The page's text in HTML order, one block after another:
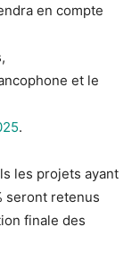
en compte
et le
.
les projets ayant
seront retenus
finale des